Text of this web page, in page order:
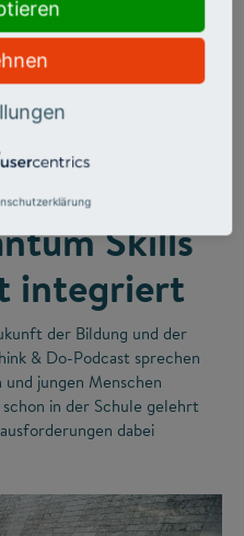
Skills
integriert
der Bildung und der
& Do-Podcast sprechen
jungen Menschen
in der Schule gelehrt
dabei